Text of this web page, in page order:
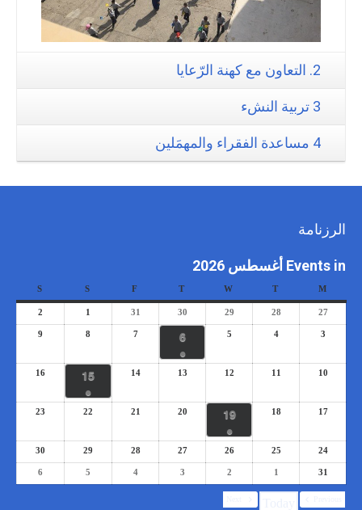
2. التعاون مع كهنة الرّعايا
3 تربية النشء
4 مساعدة الفقراء والمهمَلين
الرزنامة
Events in أغسطس 2026
M
T
W
T
F
S
S
27
28
29
30
31
1
2
3
4
5
6
●
7
8
9
10
11
12
13
14
15
●
16
17
18
19
●
20
21
22
23
24
25
26
27
28
29
30
31
1
2
3
4
5
6